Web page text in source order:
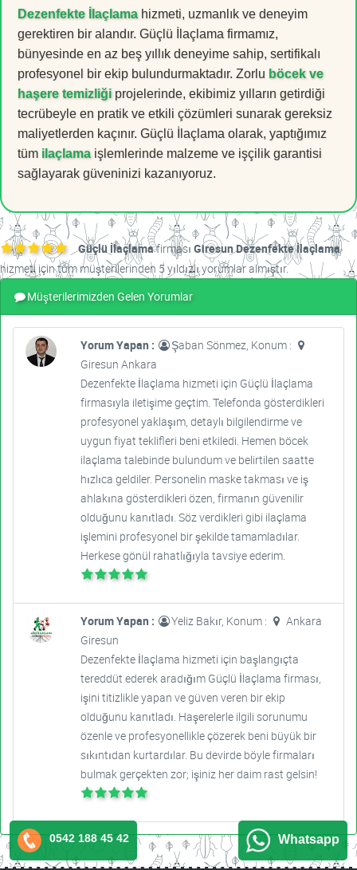
Dezenfekte İlaçlamahizmeti, uzmanlık ve deneyim
gerektiren bir alandır. Güçlü İlaçlama firmamız,
bünyesinde en az beş yıllık deneyime sahip, sertifikalı
profesyonel bir ekip bulundurmaktadır. Zorlu böcek ve
haşere temizliği projelerinde, ekibimiz yılların getirdiği
tecrübeyle en pratik ve etkili çözümleri sunarak gereksiz
maliyetlerden kaçınır. Güçlü İlaçlama olarak, yaptığımız
tüm ilaçlamaişlemlerinde malzeme ve işçilik garantisi
sağlayarak güveninizi kazanıyoruz.
Güçlü İlaçlamafirması Giresun Dezenfekte İlaçlama
hizmeti için tüm müşterilerinden 5 yıldızlı yorumlar almıştır.
Müşterilerimizden Gelen Yorumlar
Yorum Yapan :
Şaban Sönmez, Konum :
Giresun Ankara
Dezenfekte İlaçlama hizmeti için Güçlü İlaçlama
firmasıyla iletişime geçtim. Telefonda gösterdikleri
profesyonel yaklaşım, detaylı bilgilendirme ve
uygun fiyat teklifleri beni etkiledi. Hemen böcek
ilaçlama talebinde bulundum ve belirtilen saatte
hızlıca geldiler. Personelin maske takması ve iş
ahlakına gösterdikleri özen, firmanın güvenilir
olduğunu kanıtladı. Söz verdikleri gibi ilaçlama
işlemini profesyonel bir şekilde tamamladılar.
Herkese gönül rahatlığıyla tavsiye ederim.
Yorum Yapan : Yeliz Bakır, Konum :
Ankara
Giresun
Dezenfekte İlaçlama hizmeti için başlangıçta
tereddüt ederek aradığım Güçlü İlaçlama firması,
işini titizlikle yapan ve güven veren bir ekip
olduğunu kanıtladı. Haşerelerle ilgili sorunumu
özenle ve profesyonellikle çözerek beni büyük bir
sıkıntıdan kurtardılar. Bu devirde böyle firmaları
bulmak gerçekten zor; işiniz her daim rast gelsin!
0542 188 45 42 Whatsapp